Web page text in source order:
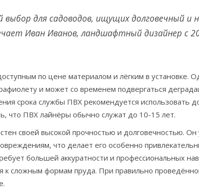
выбор для садоводов, ищущих долговечный и
Иван Иванов, ландшафтный дизайнер с
по цене материалом и лёгким в установке.
и может со временем подвергаться
срока службы ПВХ рекомендуется использовать
что ПВХ лайнёры обычно служат до 10-15 лет.
своей высокой прочностью и долговечностью. Он
что делает его особенно
большей аккуратности и профессиональных
к сложным формам пруда. При правильно